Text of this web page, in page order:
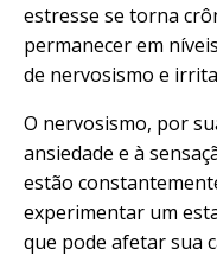
estresse se torna
permanecer em
de nervosismo e
O nervosismo, por
ansiedade e à
estão
experimentar um
que pode afetar sua